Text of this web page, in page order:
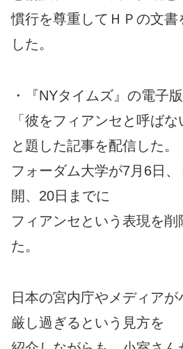
慣行を尊重してＨＰの文書
した。
・『NYタイムズ』の電子
「彼をフィアンセと呼ばな
と題した記事を配信した。
フォーダム大学が7月6日
開、20日までに
フィアンセという表現を削
た。
日本の宮内庁やメディア
厳し過ぎるという見方を